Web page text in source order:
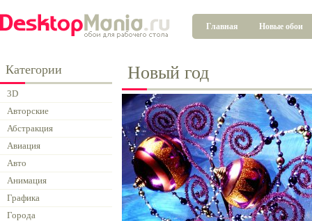
Главная Новые обои
Категории
3D
Авторские
Абстракция
Авиация
Авто
Анимация
Графика
Города
Новый год